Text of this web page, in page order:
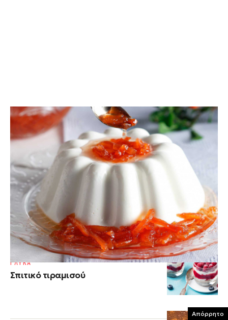
Μους γιαουρτιού µε φρούτα
ΓΛΥΚΑ
Σπιτικό τιραμισού
ΓΛΥΚΑ
Πανακότα με γιαούρτι
ΓΛΥΚΑ ΨΥΓΕΙΟΥ
Πανακότα εύκολη και σπιτική με γιαούρτι σε φορμάκια
ατομικά! Είναι απίστευτη!
Απόρρητο